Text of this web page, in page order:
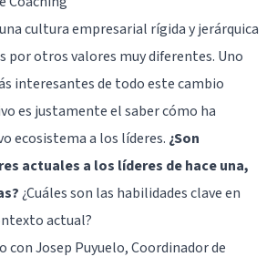
cultura empresarial rígida y jerárquica
por otros valores muy diferentes. Uno
interesantes de todo este cambio
es justamente el saber cómo ha
ecosistema a los líderes. ¿Son
actuales a los líderes de hace una,
¿Cuáles son las habilidades clave en
actual?
con Josep Puyuelo, Coordinador de